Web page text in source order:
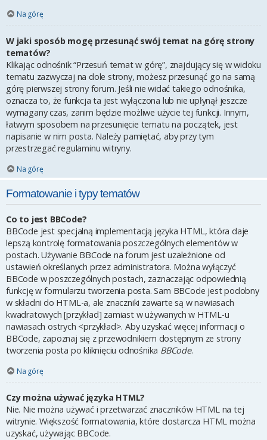
Na górę
W jaki sposób mogę przesunąć swój temat na górę strony
tematów?
Klikając odnośnik “Przesuń temat w górę”, znajdujący się w widoku
tematu zazwyczaj na dole strony, możesz przesunąć go na samą
górę pierwszej strony forum. Jeśli nie widać takiego odnośnika,
oznacza to, że funkcja ta jest wyłączona lub nie upłynął jeszcze
wymagany czas, zanim będzie możliwe użycie tej funkcji. Innym,
łatwym sposobem na przesunięcie tematu na początek, jest
napisanie w nim posta. Należy pamiętać, aby przy tym
przestrzegać regulaminu witryny.
Na górę
Formatowanie i typy tematów
Co to jest BBCode?
BBCode jest specjalną implementacją języka HTML, która daje
lepszą kontrolę formatowania poszczególnych elementów w
postach. Używanie BBCode na forum jest uzależnione od
ustawień określanych przez administratora. Można wyłączyć
BBCode w poszczególnych postach, zaznaczając odpowiednią
funkcję w formularzu tworzenia posta. Sam BBCode jest podobny
w składni do HTML-a, ale znaczniki zawarte są w nawiasach
kwadratowych [przykład] zamiast w używanych w HTML-u
nawiasach ostrych <przykład>. Aby uzyskać więcej informacji o
BBCode, zapoznaj się z przewodnikiem dostępnym ze strony
tworzenia posta po kliknięciu odnośnika BBCode.
Na górę
Czy można używać języka HTML?
Nie. Nie można używać i przetwarzać znaczników HTML na tej
witrynie. Większość formatowania, które dostarcza HTML można
uzyskać, używając BBCode.